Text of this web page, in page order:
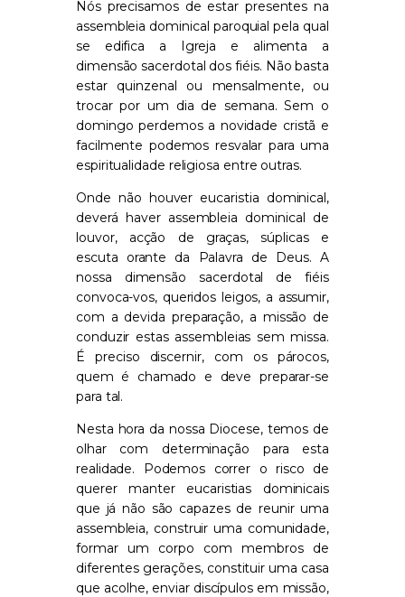
Nós precisamos de estar presentes na
assembleia dominical paroquialpela qual
se edifica a Igreja e alimenta a
dimensão sacerdotal dos fiéis. Não basta
estarquinzenal ou mensalmente, ou
trocar por um dia de semana.Sem o
domingo perdemos a novidade cristã e
facilmente podemos resvalar para uma
espiritualidade religiosa entre outras.
Onde não houver eucaristia dominical,
deverá haver assembleia dominical de
louvor, acção de graças, súplicas e
escuta orante da Palavra de Deus. A
nossa dimensão sacerdotal de fiéis
convoca-vos, queridos leigos, a assumir,
com a devida preparação, a missão de
conduzir estas assembleias sem missa.
É preciso discernir,
com os párocos,
quem é chamado e deve preparar-se
para tal.
Nesta hora da nossa Diocese, temos de
olhar com determinação para esta
realidade. Podemos correr o risco de
querer manter eucaristias dominicais
que já não são capazes de reunir uma
assembleia, construir uma comunidade,
formar um corpo com membros de
diferentes gerações, constituir uma casa
que acolhe, enviar discípulos em missão,